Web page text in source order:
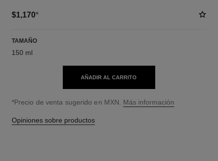
$1,170*
TAMAÑO
150 ml
AÑADIR AL CARRITO
↩
*Precio de venta sugerido en MXN. Más información
Opiniones sobre productos